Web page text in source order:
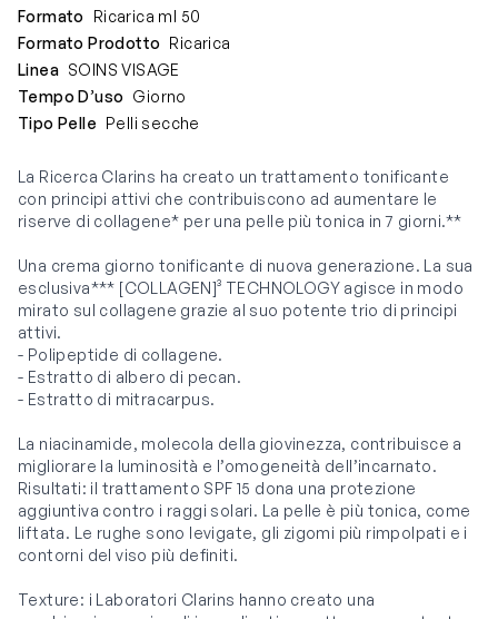
Formato
Ricarica ml 50
Formato Prodotto Ricarica
Linea SOINS VISAGE
Tempo D’uso Giorno
Tipo Pelle Pelli secche
La Ricerca Clarins ha creato un trattamento tonificante
con principi attivi che contribuiscono ad aumentare le
riserve di collagene* per una pelle più tonica in 7 giorni.**
Una crema giorno tonificante di nuova generazione. La sua
esclusiva*** [COLLAGEN]³ TECHNOLOGY agisce in modo
mirato sul collagene grazie al suo potente trio di principi
attivi.
- Polipeptide di collagene.
- Estratto di albero di pecan.
- Estratto di mitracarpus.
La niacinamide, molecola della giovinezza, contribuisce a
migliorare la luminosità e l’omogeneità dell’incarnato.
Risultati: il trattamento SPF 15 dona una protezione
aggiuntiva contro i raggi solari. La pelle è più tonica, come
liftata. Le rughe sono levigate, gli zigomi più rimpolpati e i
contorni del viso più definiti.
Texture: i Laboratori Clarins hanno creato una